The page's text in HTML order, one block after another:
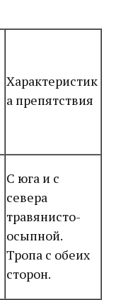
Характеристик
а препятствия
С юга и с
севера
травянисто-
осыпной.
Тропа с обеих
сторон.